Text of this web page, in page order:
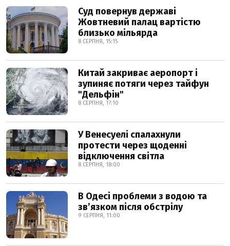
Суд повернув державі
Жовтневий палац вартістю
близько мільярда
8 СЕРПНЯ, 15:15
Китай закриває аеропорт і
зупиняє потяги через тайфун
"Дельфін"
8 СЕРПНЯ, 17:10
У Венесуелі спалахнули
протести через щоденні
відключення світла
8 СЕРПНЯ, 18:00
В Одесі проблеми з водою та
звʼязком після обстрілу
9 СЕРПНЯ, 11:00